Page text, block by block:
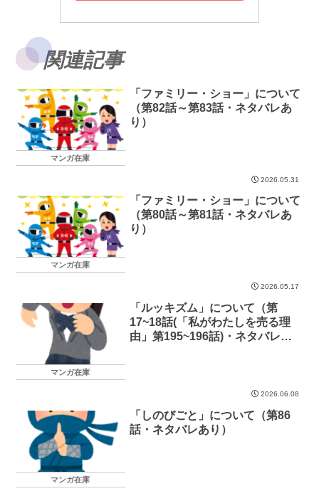
関連記事
マンガ在庫
「ファミリー・ショー」について
（第82話～第83話・ネタバレあ
り）
2026.05.31
マンガ在庫
「ファミリー・ショー」について
（第80話～第81話・ネタバレあ
り）
2026.05.17
マンガ在庫
「ルッキズム」について（第
17~18話(「私がわたしを売る理
由」第195~196話)・ネタバレあ
2026.06.08
マンガ在庫
「しのびごと」について（第86
話・ネタバレあり）